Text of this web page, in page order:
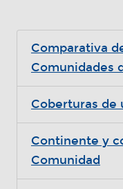
Comparativa
Comunidades
Coberturas de
Continente y
Comunidad